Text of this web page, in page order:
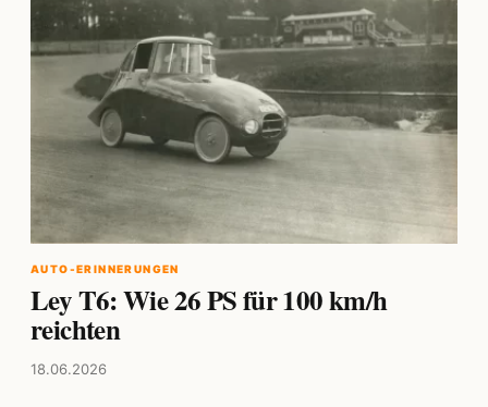
AUTO-ERINNERUNGEN
Ley T6: Wie 26 PS für 100 km/h
reichten
18.06.2026